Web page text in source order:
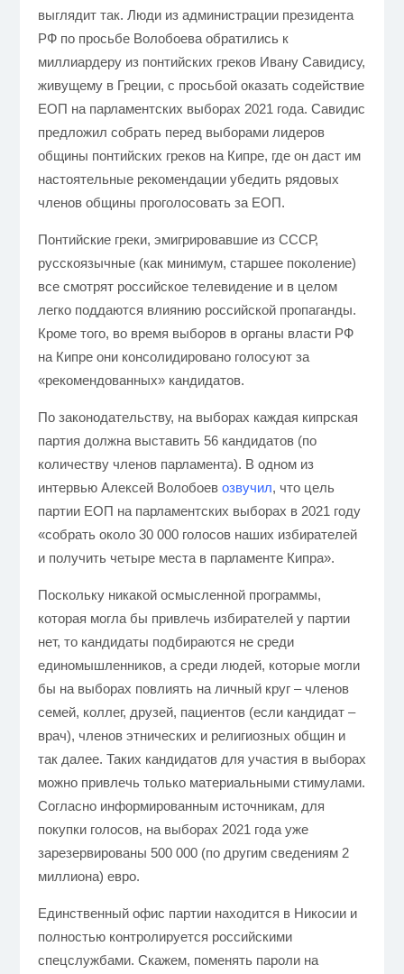
выглядит так. Люди из администрации президента
РФпо просьбе Волобоева обратились к
миллиардеру из понтийских греков Ивану Савидису,
живущему в Греции, с просьбой оказать содействие
ЕОП на парламентских выборах 2021 года. Савидис
предложил собрать перед выборами лидеров
общины понтийских греков на Кипре, где он даст им
настоятельные рекомендации убедить рядовых
членов общины проголосовать за ЕОП.
Понтийские греки, эмигрировавшие из СССР,
русскоязычные(как минимум, старшее поколение)
все смотрят российское телевидение и в целом
легко поддаются влиянию российской пропаганды.
Кроме того, во время выборов в органы власти РФ
на Кипре они консолидировано голосуют за
«рекомендованных» кандидатов.
По законодательству, на выборах каждая кипрская
партия должна выставить 56 кандидатов (по
количеству членов парламента). В одном из
интервью Алексей Волобоев озвучил, что цель
партии ЕОП на парламентских выборах в 2021 году
«собрать около 30 000 голосов наших избирателей
и получить четыре места в парламенте Кипра».
Поскольку никакой осмысленной программы,
которая могла бы привлечь избирателей у партии
нет, то кандидаты подбираются не среди
единомышленников, а среди людей, которые могли
бы на выборах повлиять на личный круг – членов
семей, коллег, друзей, пациентов (если кандидат –
врач), членов этнических и религиозных общин и
так далее. Таких кандидатов для участия в выборах
можно привлечь только материальными стимулами.
Согласно информированным источникам, для
покупки голосов, на выборах 2021 года уже
зарезервированы 500 000 (по другим сведениям 2
миллиона) евро.
Единственный офис партии находится в Никосии и
полностью контролируется российскими
спецслужбами. Скажем, поменять пароли на